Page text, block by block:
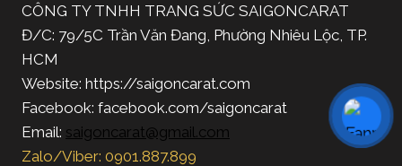
CÔNG TY TNHH TRANG SỨC SAIGONCARAT
Đ/C: 79/5C Trần Văn Đang, Phường Nhiêu Lộc, TP.
HCM
Website: https://saigoncarat.com
Facebook: facebook.com/saigoncarat
Email: saigoncarat@gmail.com
Zalo/Viber: 0901.887.899